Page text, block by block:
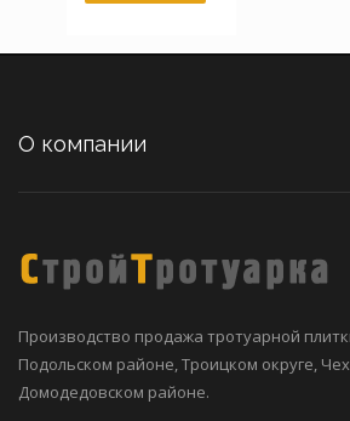
О компании
Производство продажа тротуарной
Подольском районе, Троицком округе,
Домодедовском районе.